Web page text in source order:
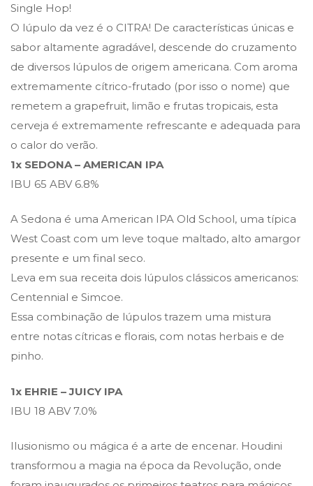
Single Hop!
O lúpulo da vez é o CITRA! De características únicas e
sabor altamente agradável, descende do cruzamento
de diversos lúpulos de origem americana. Com aroma
extremamente cítrico-frutado (por isso o nome) que
remetem a grapefruit, limão e frutas tropicais, esta
cerveja é extremamente refrescante e adequada para
o calor do verão.
1x SEDONA – AMERICAN IPA
IBU 65 ABV 6.8%
A Sedona é uma American IPA Old School, uma típica
West Coast com um leve toque maltado, alto amargor
presente e um final seco.
Leva em sua receita dois lúpulos clássicos americanos:
Centennial e Simcoe.
Essa combinação de lúpulos trazem uma mistura
entre notas cítricas e florais, com notas herbais e de
pinho.
1x EHRIE – JUICY IPA
IBU 18 ABV 7.0%
Ilusionismo ou mágica é a arte de encenar. Houdini
transformou a magia na época da Revolução, onde